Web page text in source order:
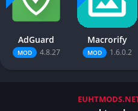
AdGuard
MOD 4.8.27
Macrorify
MOD 1.6.0.2